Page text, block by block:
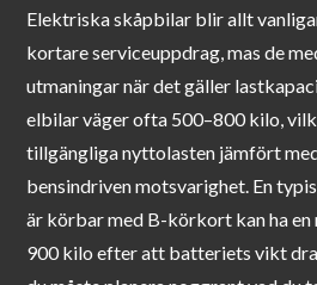
Elektriska skåpbilar blir allt
kortare serviceuppdrag, mas de
utmaningar när det gäller
elbilar väger ofta 500–800 kilo,
tillgängliga nyttolasten jämfört
bensindriven motsvarighet. En
är körbar med B-körkort kan ha en
900 kilo efter att batteriets vikt